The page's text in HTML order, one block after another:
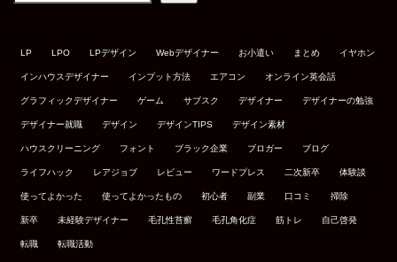
LP LPO LPデザイン Webデザイナー お小遣い まとめ イヤホン
インハウスデザイナー インプット方法 エアコン オンライン英会話
グラフィックデザイナー ゲーム サブスク デザイナー デザイナーの勉強
デザイナー就職 デザイン デザインTIPS デザイン素材
ハウスクリーニング フォント ブラック企業 ブロガー ブログ
ライフハック レアジョブ レビュー ワードプレス 二次新卒 体験談
使ってよかった 使ってよかったもの 初心者 副業 口コミ 掃除
新卒 未経験デザイナー 毛孔性苔癬 毛孔角化症 筋トレ 自己啓発
転職 転職活動